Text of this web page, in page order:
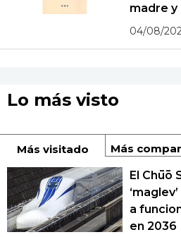
madre y
04/08/
Lo más visto
Más visitado Más
El Chūō
a
en 2036